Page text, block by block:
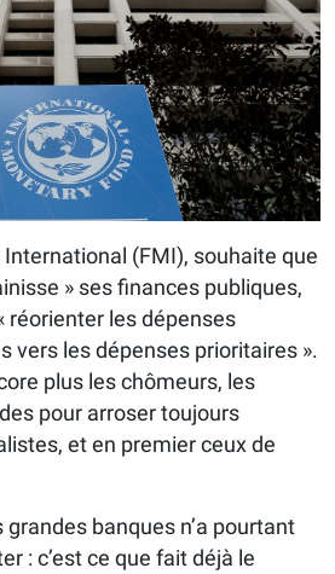
(FMI), souhaite que
» ses finances publiques,
réorienter les dépenses
vers les dépenses prioritaires ».
plus les chômeurs, les
pour arroser toujours
et en premier ceux de
banques n’a pourtant
: c’est ce que fait déjà le